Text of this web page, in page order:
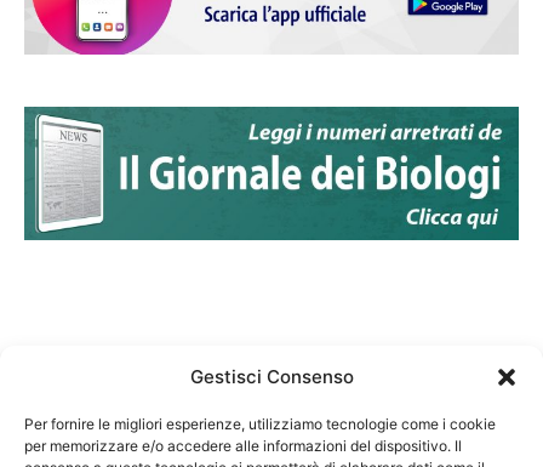
Gestisci Consenso
Per fornire le migliori esperienze, utilizziamo tecnologie come i cookie
per memorizzare e/o accedere alle informazioni del dispositivo. Il
Federazione Nazionale Degli Ordini dei Biologi: